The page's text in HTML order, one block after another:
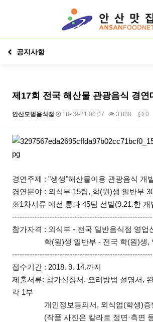
공지사항
제17회 전국 해산물 관광음식 경연
안산모범음식점 18-09-21 00:07 3,880 0
본문
경연주제 : "생생"해산물이용 관광음식 개
경연분야 : 외식부 15팀, 학(원)생 일반부
※1차서류 예선 통과 45팀 선발(9.21.한 개
--------------------------------------------------------
참가자격 : 외식부 - 전국 일반음식점 영업
학(원)생 일반부 - 전국 학(원)생,
--------------------------------------------------------
접수기간 : 2018. 9. 14.까지
제출서류: 참가신청서, 요리방법 설명서,
각 1부
개인정보동의서, 외식업(학생)증
(작품 사진은 칼라로 정면·측면 등